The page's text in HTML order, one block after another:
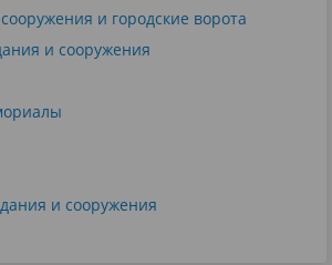
и городские ворота
и сооружения
и сооружения